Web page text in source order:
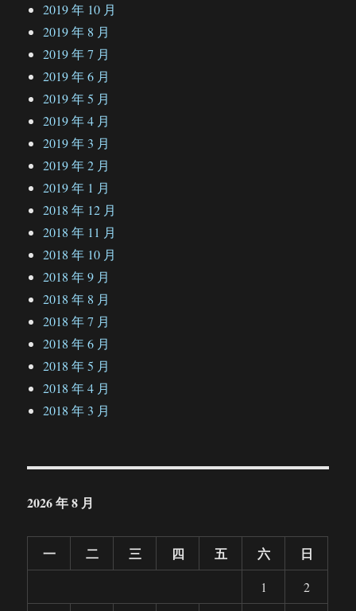
2019 年 10 月
2019 年 8 月
2019 年 7 月
2019 年 6 月
2019 年 5 月
2019 年 4 月
2019 年 3 月
2019 年 2 月
2019 年 1 月
2018 年 12 月
2018 年 11 月
2018 年 10 月
2018 年 9 月
2018 年 8 月
2018 年 7 月
2018 年 6 月
2018 年 5 月
2018 年 4 月
2018 年 3 月
2026 年 8 月
一 二 三 四 五 六 日
1
2